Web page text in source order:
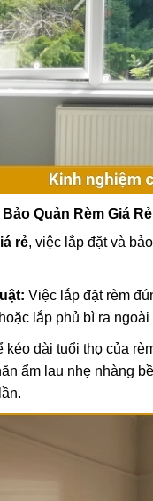
Quản Rèm Giá Rẻ
rẻ, việc lắp đặt và
Việc lắp đặt rèm
lắp phủ bì ra
kéo dài tuổi thọ của
ẩm lau nhẹ nhàng